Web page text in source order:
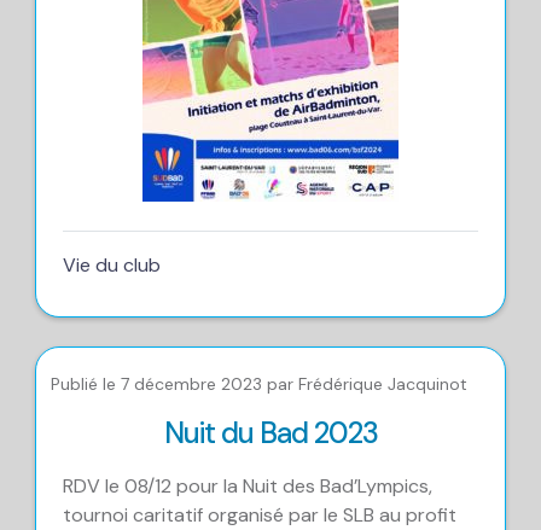
Vie du club
Publié le 7 décembre 2023 par Frédérique Jacquinot
Nuit du Bad 2023
RDV le 08/12 pour la Nuit des Bad’Lympics,
tournoi caritatif organisé par le SLB au profit